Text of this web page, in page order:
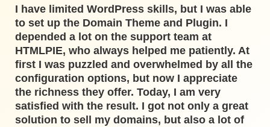
I have limited WordPress skills, but I was able
to set up the Domain Theme and Plugin. I
depended a lot on the support team at
HTMLPIE, who always helped me patiently. At
first I was puzzled and overwhelmed by all the
configuration options, but now I appreciate
the richness they offer. Today, I am very
satisfied with the result. I got not only a great
solution to sell my domains, but also a lot of